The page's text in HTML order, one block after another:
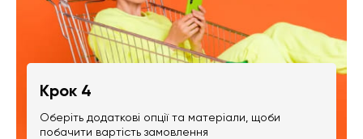
Крок 4
Оберіть додаткові опції та матеріали, щоби
побачити вартість замовлення